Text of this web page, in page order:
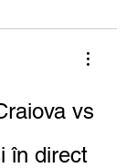
vs
în direct